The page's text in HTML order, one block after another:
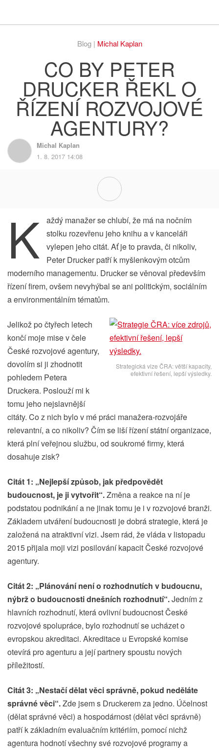
Blog | Michal Kaplan
CO BY PETER
DRUCKER ŘEKL O
ŘÍZENÍ ROZVOJOVÉ
AGENTURY?
Michal Kaplan
1. 8. 2017 14:08
K
aždý manažer se chlubí, že má na nočním
stolku rozevřenu jeho knihu a v kanceláři
vylepen jeho citát. Ať je to pravda, či nikoliv,
Peter Drucker patří k myšlenkovým otcům
moderního managementu. Drucker se věnoval především
řízení firem, ovšem nevyhýbal se ani politickým, sociálním
a environmentálním tématům.
Strategická vize ČRA: větší kapacity,
efektivní řešení, lepší výsledky.
Jelikož po čtyřech letech
končí moje mise v čele
České rozvojové agentury,
dovolím si ji zhodnotit
pohledem Petera
Druckera. Poslouží mi k
tomu jeho nejslavnější
citáty. Co z nich bylo v mé práci manažera-rozvojáře
relevantní, a co nikoliv? Čím se liší řízení státní organizace,
která plní veřejnou službu, od soukromé firmy, která
dosahuje zisk?
Citát 1: „Nejlepší způsob, jak předpovědět
budoucnost, je ji vytvořit“.Změna a reakce na ní je
podstatou podnikání a ne jinak tomu je i v rozvojové branži.
Základem utváření budoucnosti je dobrá strategie, která je
založená na atraktivní vizi. Jsem rád, že vláda v listopadu
2015 přijala moji vizi posilování kapacit České rozvojové
agentury.
Citát 2: „Plánování není o rozhodnutích v budoucnu,
nýbrž o budoucnosti dnešních rozhodnutí“.Jedním z
hlavních rozhodnutí, která ovlivní budoucnost České
rozvojové spolupráce, bylo rozhodnutí se ucházet o
evropskou akreditaci. Akreditace u Evropské komise
otevírá pro agenturu a její partnery spoustu nových
příležitostí.
Citát 3: „Nestačí dělat věci správně, pokud neděláte
správné věci“.Zde jsem s Druckerem za jedno. Účelnost
(dělat správné věci) a hospodárnost (dělat věci správně)
patří k základním evaluačním kritériím, pomocí nichž
agentura hodnotí všechny své rozvojové programy a